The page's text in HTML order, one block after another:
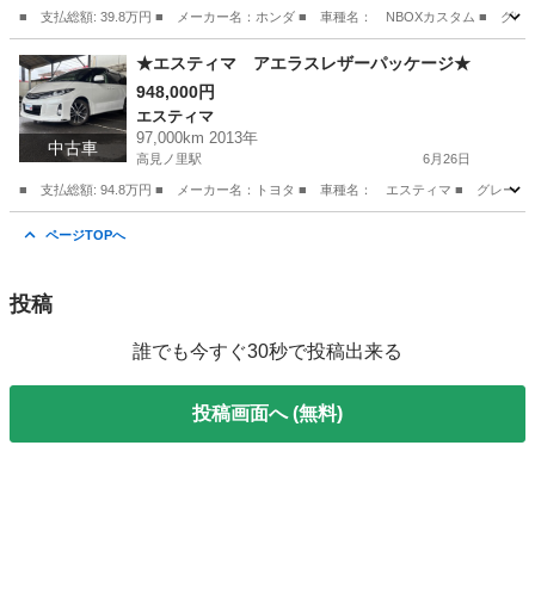
■ 支払総額: 39.8万円 ■ メーカー名：ホンダ ■ 車種名： NBOXカスタム ■ グレ
大阪 松原市
中古車
★エスティマ アエラスレザーパッケージ★
948,000円
エスティマ
97,000km 2013年
高見ノ里駅 6月26日
■ 支払総額: 94.8万円 ■ メーカー名：トヨタ ■ 車種名： エスティマ ■ グレード
ページTOPへ
投稿
誰でも今すぐ30秒で投稿出来る
投稿画面へ (無料)